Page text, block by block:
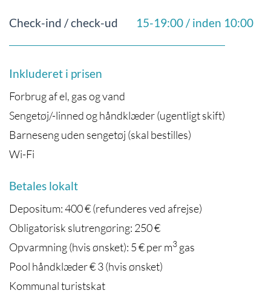
Check-ind / check-ud 15-19:00 / inden 10:00
Inkluderet i prisen
Forbrug af el, gas og vand
Sengetøj/-linned og håndklæder (ugentligt skift)
Barneseng uden sengetøj (skal bestilles)
Wi-Fi
Betales lokalt
Depositum: 400 € (refunderes ved afrejse)
Obligatorisk slutrengøring: 250 €
Opvarmning (hvis ønsket): 5 € per m3gas
Pool håndklæder € 3 (hvis ønsket)
Kommunal turistskat